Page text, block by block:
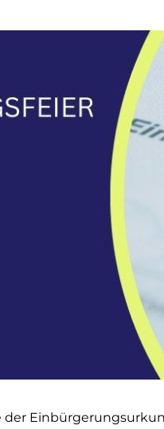
der